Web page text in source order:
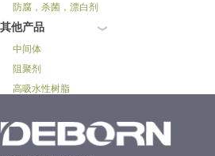
防腐，杀菌，漂白剂
其他产品
中间体
阻聚剂
高吸水性树脂